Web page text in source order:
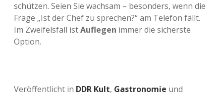
schützen. Seien Sie wachsam – besonders, wenn die
Frage „Ist der Chef zu sprechen?“ am Telefon fällt.
Im Zweifelsfall istAuflegen immer die sicherste
Option.
Veröffentlicht in DDR Kult, Gastronomie und